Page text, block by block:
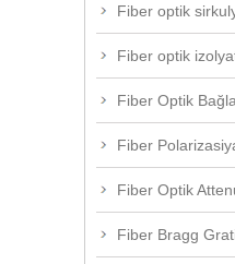
Fiber optik
Fiber optik
Fiber Optik
Fiber
Fiber Optik
Fiber Bragg